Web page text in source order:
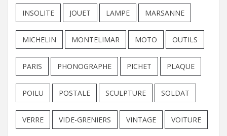
INSOLITE JOUET LAMPE MARSANNE
MICHELIN MONTELIMAR MOTO OUTILS
PARIS PHONOGRAPHE PICHET PLAQUE
POILU POSTALE SCULPTURE SOLDAT
VERRE VIDE-GRENIERS VINTAGE VOITURE